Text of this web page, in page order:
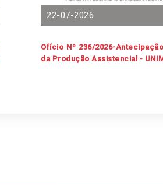
22-07-2026
Ofício Nº 236/2026-
da Produção Assistencial -